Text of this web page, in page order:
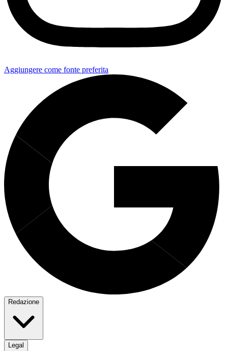
Aggiungere come fonte preferita
Redazione
Legal